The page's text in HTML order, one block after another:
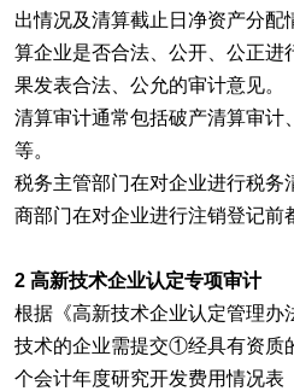
出情况及清算截止日净资产分配
算企业是否合法、公开、公正进
果发表合法、公允的审计意见。
清算审计通常包括破产清算审计
等。
税务主管部门在对企业进行税务
商部门在对企业进行注销登记前
2 高新技术企业认定专项审计
根据《高新技术企业认定管理办
技术的企业需提交①经具有资质
个会计年度研究开发费用情况表